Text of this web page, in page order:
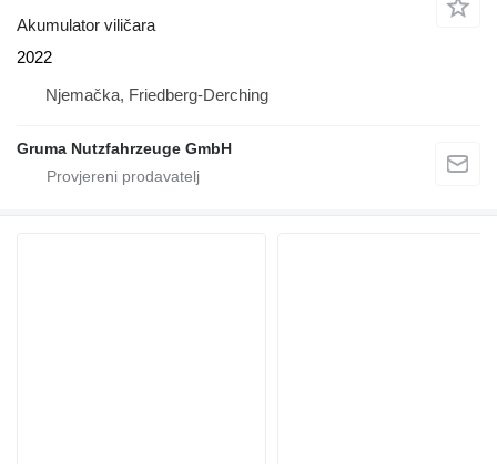
Akumulator viličara
2022
Njemačka, Friedberg-Derching
Gruma Nutzfahrzeuge GmbH